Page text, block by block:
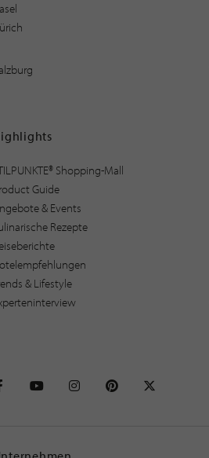
Shopping-Mall
Guide
& Events
Rezepte
& Lifestyle